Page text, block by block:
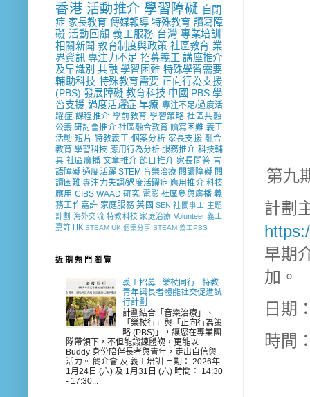
第九
計劃
早期
加。
日期
時間
香港 活動推介 學習障礙 自閉
症 家長教育 傳媒報導 特殊教育 讀寫障
礙 活動回顧 義工服務 台灣 專業培訓
相關新聞 教育制度與政策 社區教育 業
界資訊 專注力不足 招募義工 講座推介
及早識別 共融 學習困難 特殊學習需要
輔助科技 特殊教育需要 正向行為支援
(PBS) 發展障礙 教育科技 中國 PBS 學
習支援 過度活躍症 早療 專注不足/過度活
躍症 課程推介 學前教育 學習策略 社區共融
公義 研討會推介 社區融合教育 讀寫困難 義工
活動 短片 特教義工 個案分析 家長支援 融合
教育 學習科技 應用行為分析 服務推介 科技輔
具 社區廣播 文章推介 節目推介 家長問答 言
語障礙 過度活躍 STEM 音樂治療 閱讀障礙 閱
讀困難 專注力失調/過度活躍症 應用推介 科技
應用 CIBS WAAD 研究 電影 社區參與廣播 義
務工作嘉許 家庭服務 英國 SEN 社關事工 主題
計劃 海外交流 特教科技 家庭治療 Volunteer 義工
嘉許 HK STEAM UK 個案分享 STEAM 義工PBS
近 期 熱 門 瀏 覽
義工招募 : 樂杖同行 - 特教
青年與長者體能社交促進試
行計劃
計劃結合「音樂治療」、
「樂杖行」與「正向行為策
略 (PBS)」，讓您在專業團
隊帶領下，不但能鍛鍊體魄，更能以
Buddy 身份陪伴長者與青年，走出自信與
活力。 簡介會 及 義工培訓 日期： 2026年
1月24日 (六) 及 1月31日 (六) 時間： 14:30
- 17:30...